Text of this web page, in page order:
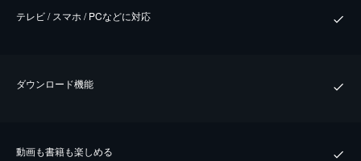
テレビ / スマホ / PCなどに対応
ダウンロード機能
動画も書籍も楽しめる